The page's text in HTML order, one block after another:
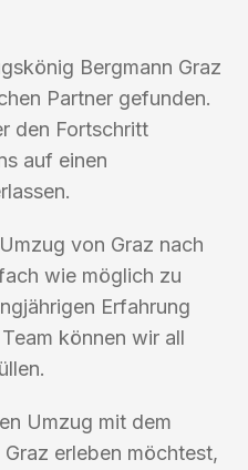
Bergmann Graz
Partner gefunden.
den Fortschritt
auf einen
von Graz nach
wie möglich zu
Erfahrung
können wir all
Umzug mit dem
erleben möchtest,